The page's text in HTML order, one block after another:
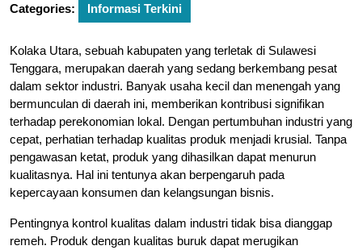
Categories: Informasi Terkini
Kolaka Utara, sebuah kabupaten yang terletak di Sulawesi
Tenggara, merupakan daerah yang sedang berkembang pesat
dalam sektor industri. Banyak usaha kecil dan menengah yang
bermunculan di daerah ini, memberikan kontribusi signifikan
terhadap perekonomian lokal. Dengan pertumbuhan industri yang
cepat, perhatian terhadap kualitas produk menjadi krusial. Tanpa
pengawasan ketat, produk yang dihasilkan dapat menurun
kualitasnya. Hal ini tentunya akan berpengaruh pada
kepercayaan konsumen dan kelangsungan bisnis.
Pentingnya kontrol kualitas dalam industri tidak bisa dianggap
remeh. Produk dengan kualitas buruk dapat merugikan